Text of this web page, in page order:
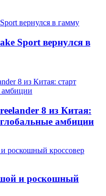
Sport вернулся в
8 из Китая:
глобальные амбиции
и роскошный